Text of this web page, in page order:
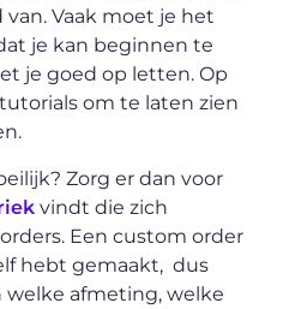
Vaak moet je het
je kan beginnen te
je goed op letten. Op
om te laten zien
Zorg er dan voor
vindt die zich
Een custom order
hebt gemaakt, dus
welke afmeting, welke